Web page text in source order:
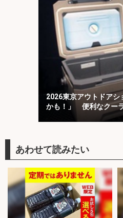
2026東京アウトドアシ
かも！」 便利なクー